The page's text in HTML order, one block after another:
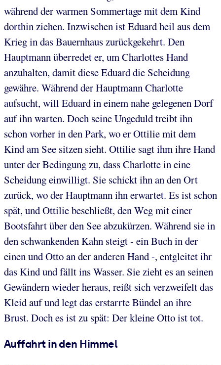
während der warmen Sommertage mit dem Kind
dorthin ziehen. Inzwischen ist Eduard heil aus dem
Krieg in das Bauernhaus zurückgekehrt. Den
Hauptmann überredet er, um Charlottes Hand
anzuhalten, damit diese Eduard die Scheidung
gewähre. Während der Hauptmann Charlotte
aufsucht, will Eduard in einem nahe gelegenen Dorf
auf ihn warten. Doch seine Ungeduld treibt ihn
schon vorher in den Park, wo er Ottilie mit dem
Kind am See sitzen sieht. Ottilie sagt ihm ihre Hand
unter der Bedingung zu, dass Charlotte in eine
Scheidung einwilligt. Sie schickt ihn an den Ort
zurück, wo der Hauptmann ihn erwartet. Es ist schon
spät, und Ottilie beschließt, den Weg mit einer
Bootsfahrt über den See abzukürzen. Während sie in
den schwankenden Kahn steigt - ein Buch in der
einen und Otto an der anderen Hand -, entgleitet ihr
das Kind und fällt ins Wasser. Sie zieht es an seinen
Gewändern wieder heraus, reißt sich verzweifelt das
Kleid auf und legt das erstarrte Bündel an ihre
Brust. Doch es ist zu spät: Der kleine Otto ist tot.
Auffahrt in den Himmel